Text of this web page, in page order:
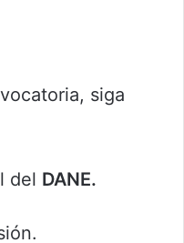
siga
del DANE.